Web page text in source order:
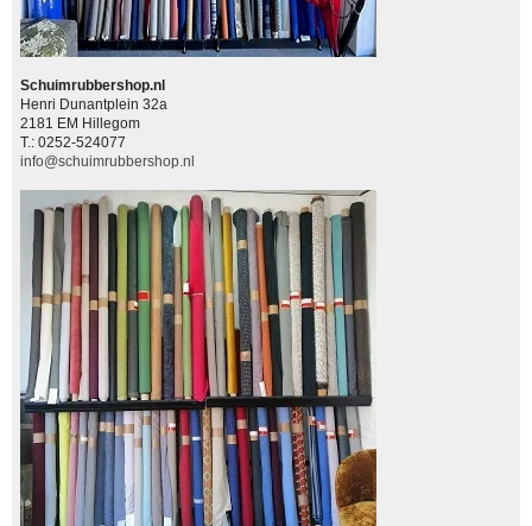
Schuimrubbershop.nl
Henri Dunantplein 32a
2181 EM Hillegom
T.: 0252-524077
info@schuimrubbershop.nl